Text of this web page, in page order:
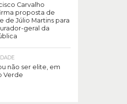
Carvalho
proposta de
de Júlio Martins para
geral da
não ser elite, em
Verde